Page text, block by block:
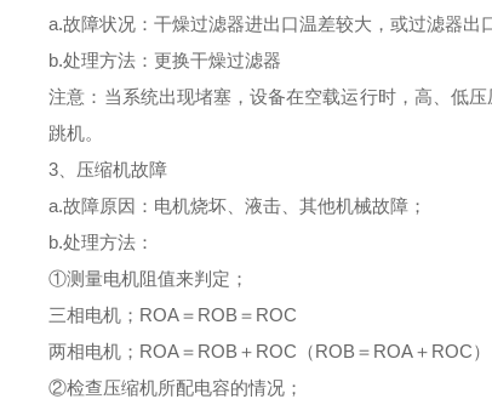
a.故障状况：干燥过滤器进出口温差较大，或过滤器出
b.处理方法：更换干燥过滤器
注意：当系统出现堵塞，设备在空载运行时，高、低
跳机。
3、压缩机故障
a.故障原因：电机烧坏、液击、其他机械故障；
b.处理方法：
①测量电机阻值来判定；
三相电机；ROA＝ROB＝ROC
两相电机；ROA＝ROB＋ROC（ROB＝ROA＋ROC）
②检查压缩机所配电容的情况；